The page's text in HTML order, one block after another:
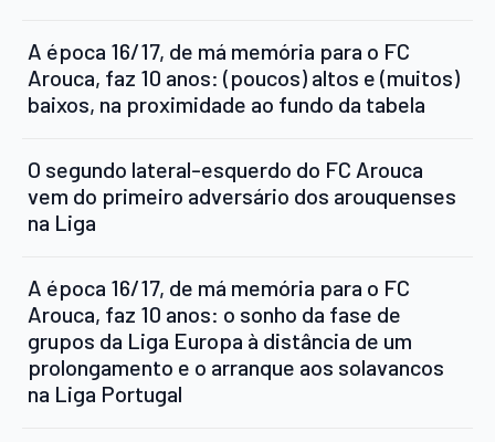
A época 16/17, de má memória para o FC
Arouca, faz 10 anos: (poucos) altos e (muitos)
baixos, na proximidade ao fundo da tabela
O segundo lateral-esquerdo do FC Arouca
vem do primeiro adversário dos arouquenses
na Liga
A época 16/17, de má memória para o FC
Arouca, faz 10 anos: o sonho da fase de
grupos da Liga Europa à distância de um
prolongamento e o arranque aos solavancos
na Liga Portugal